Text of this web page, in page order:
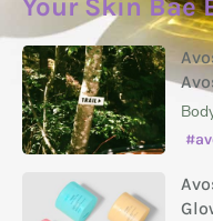
Your Skin Bae